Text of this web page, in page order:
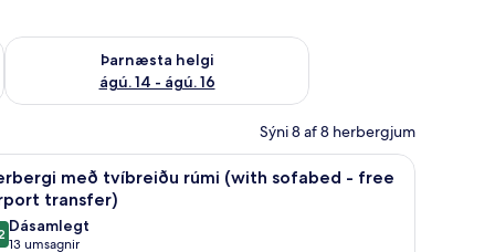
9
Þarnæsta helgi
ágú. 14 - ágú. 16
Athuga framboð þarnæstu helgi ágú. 14 - ágú. 16
Sýni 8 af 8 herbergjum
míníbarAirport Transfer) | Rúmföt af bestu gerð, dúnsængur, rúm með
Herbergi með tvíbreiðu rúmi (with sofabed
10
með tvíbreiðu rúmi (with sofabed - free
transfer)
af 10
Dásamlegt
13 umsagnir
(13